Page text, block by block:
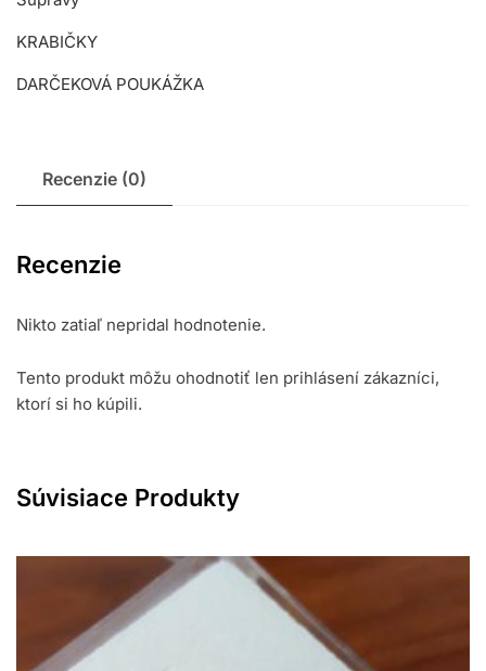
KRABIČKY
DARČEKOVÁ POUKÁŽKA
Recenzie (0)
Recenzie
Nikto zatiaľ nepridal hodnotenie.
Tento produkt môžu ohodnotiť len prihlásení zákazníci,
ktorí si ho kúpili.
Súvisiace Produkty